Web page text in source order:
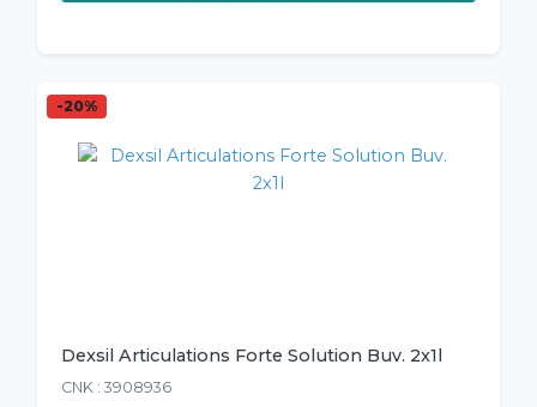
-20%
Dexsil Articulations Forte Solution Buv. 2x1l
CNK : 3908936